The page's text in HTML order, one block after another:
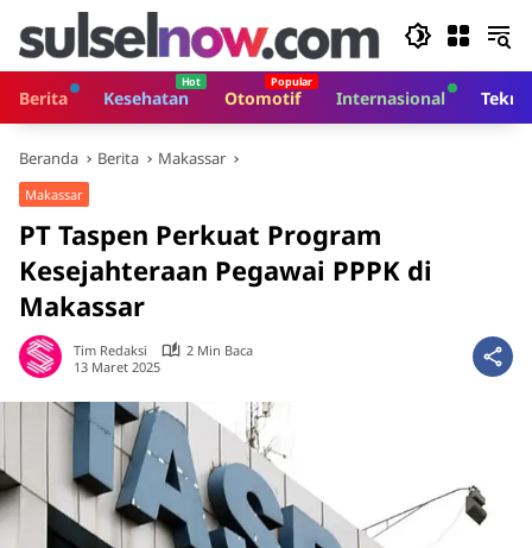
Langsung
konten
Berita
Kesehatan Otomotif Internasional
Beranda Berita Makassar
Makassar
PT Taspen Perkuat Program
Kesejahteraan Pegawai PPPK di
Makassar
Tim Redaksi
2 Min Baca
13 Maret 2025